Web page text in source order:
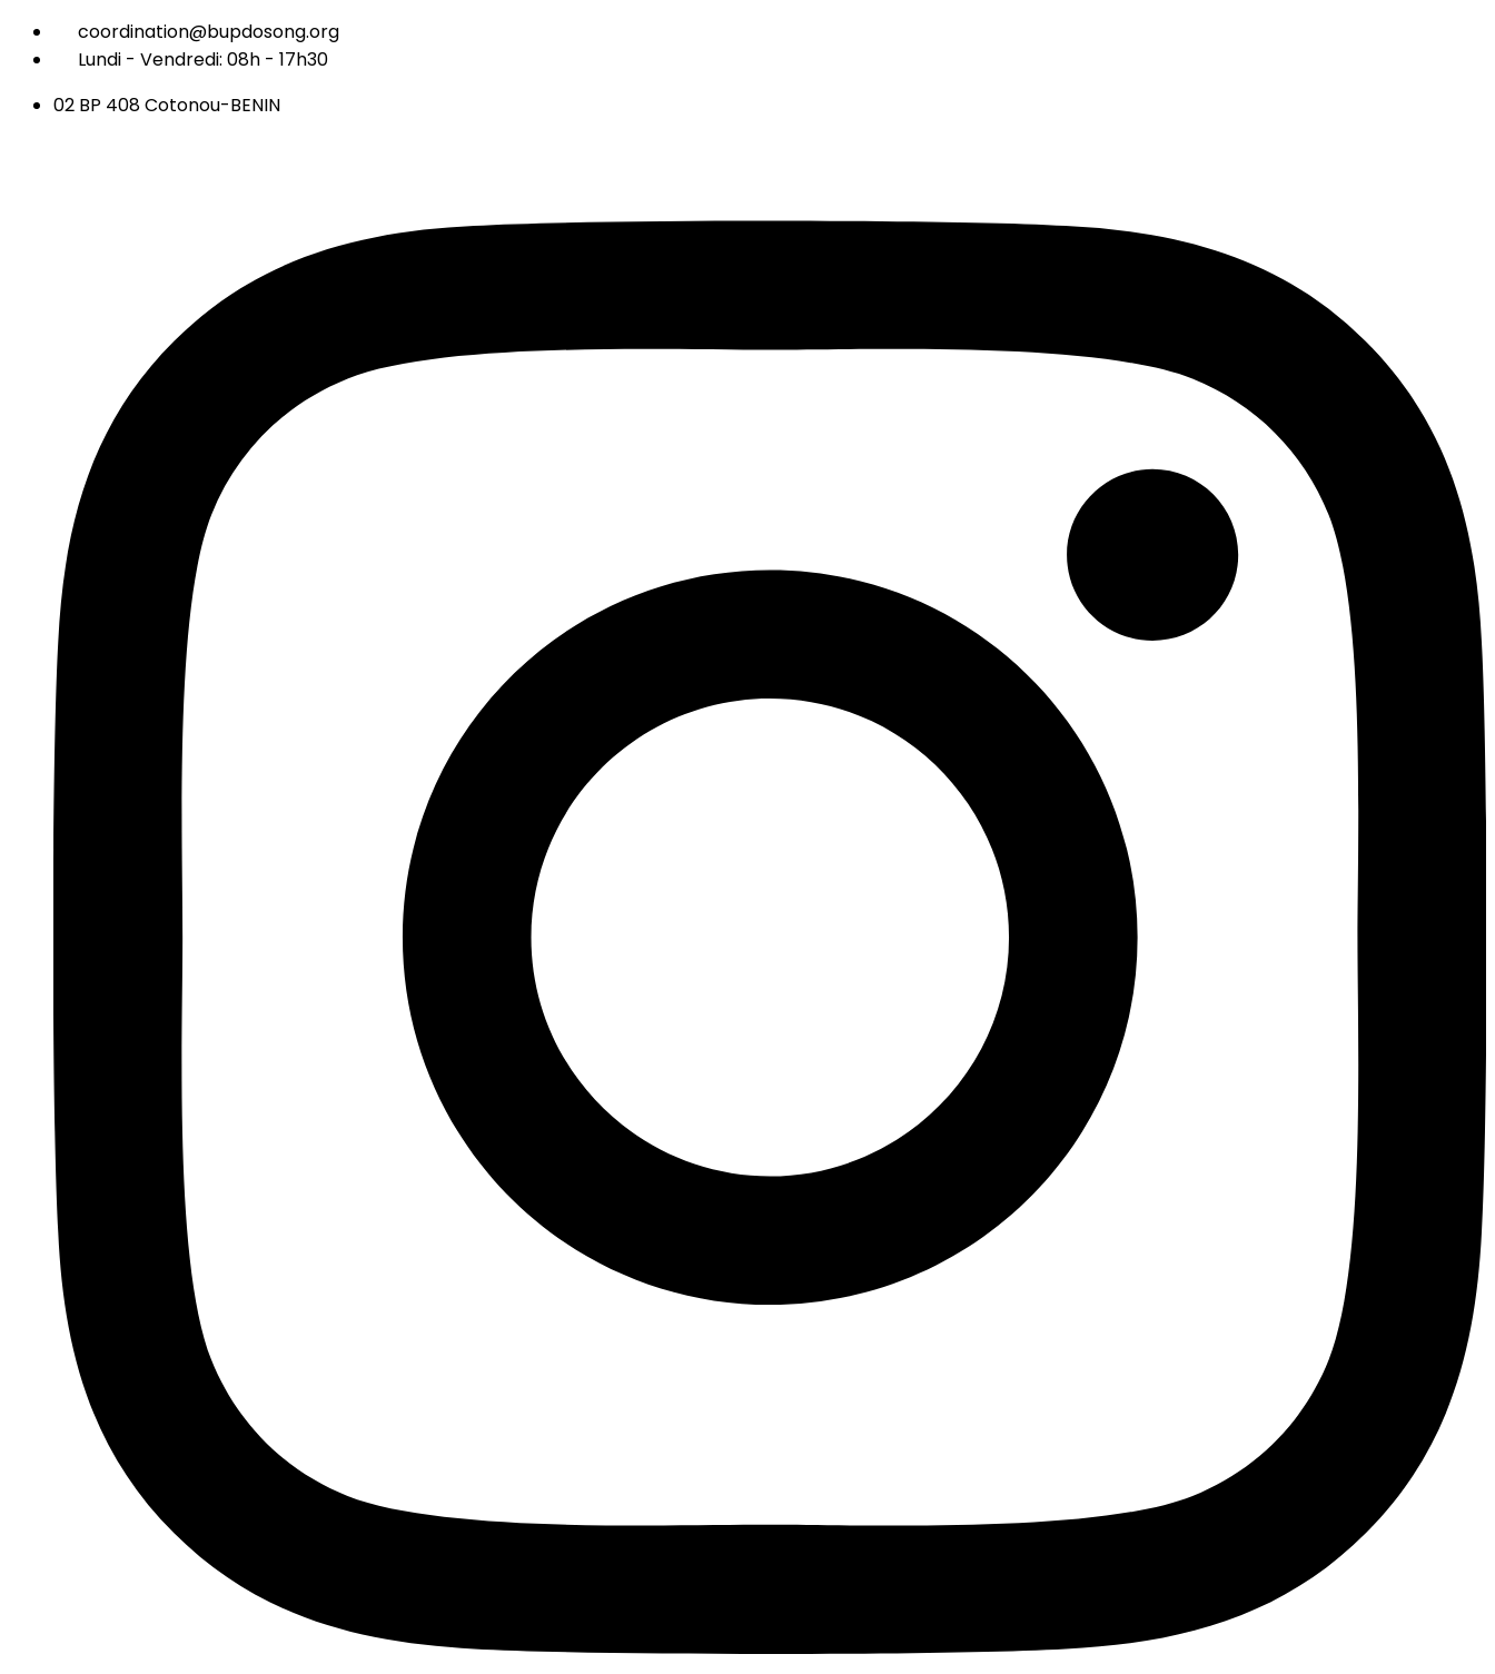
coordination@bupdosong.org
Lundi - Vendredi: 08h - 17h30
02 BP 408 Cotonou-BENIN